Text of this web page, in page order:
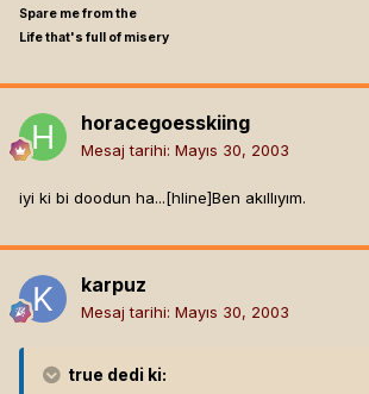
Spare me from the
Life that's full of misery
horacegoesskiing
Mesaj tarihi: Mayıs 30, 2003
iyi ki bi doodun ha...[hline]Ben akıllıyım.
karpuz
Mesaj tarihi: Mayıs 30, 2003
true dedi ki: